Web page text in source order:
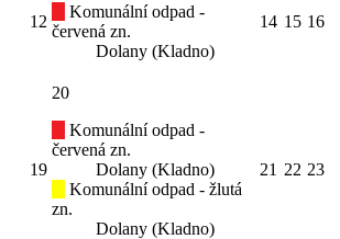
12
Komunální odpad -
červená zn.
Dolany (Kladno)
14 15 16
19
20
Komunální odpad -
červená zn.
Dolany (Kladno)
Komunální odpad - žlutá
zn.
Dolany (Kladno)
21 22 23